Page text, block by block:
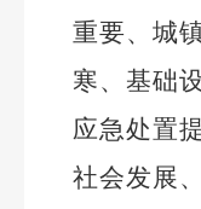
重要、城
寒、基础
应急处置
社会发展